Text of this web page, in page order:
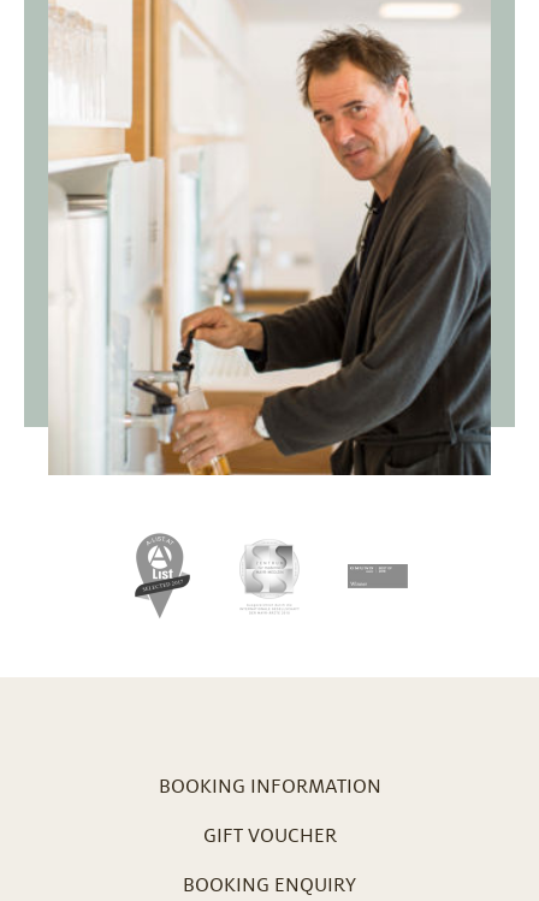
BOOKING INFORMATION
GIFT VOUCHER
BOOKING ENQUIRY